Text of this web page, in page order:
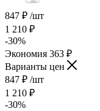
847 ₽ /шт
1 210 ₽
-30%
Экономия 363 ₽
Варианты цен
847 ₽ /шт
1 210 ₽
-30%